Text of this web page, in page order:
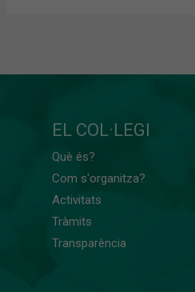
EL COL·LEGI
Què és?
Com s'organitza?
Activitats
Tràmits
Transparència